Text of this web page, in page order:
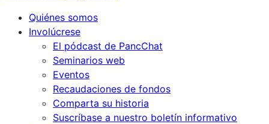
Quiénes somos
Involúcrese
El pódcast de PancChat
Seminarios web
Eventos
Recaudaciones de fondos
Comparta su historia
Suscríbase a nuestro boletín informativo